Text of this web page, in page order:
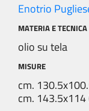
Enotrio
MATERIA E TECNICA
olio su tela
MISURE
cm.
cm.